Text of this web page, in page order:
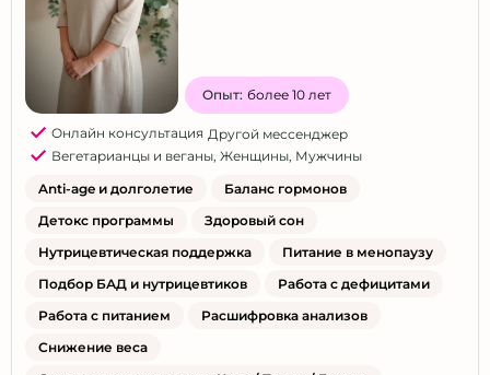
Витебск
Владивосток
Волгоград
Волжский
Воронеж
Калининград
Опыт: более 10 лет
Онлайн консультация Другой мессенджер
Вегетарианцы и веганы, Женщины, Мужчины
Anti-age и долголетие
Баланс гормонов
Детокс программы
Здоровый сон
Нутрицевтическая поддержка
Питание в менопаузу
Подбор БАД и нутрицевтиков
Работа с дефицитами
Работа с питанием
Расшифровка анализов
Снижение веса